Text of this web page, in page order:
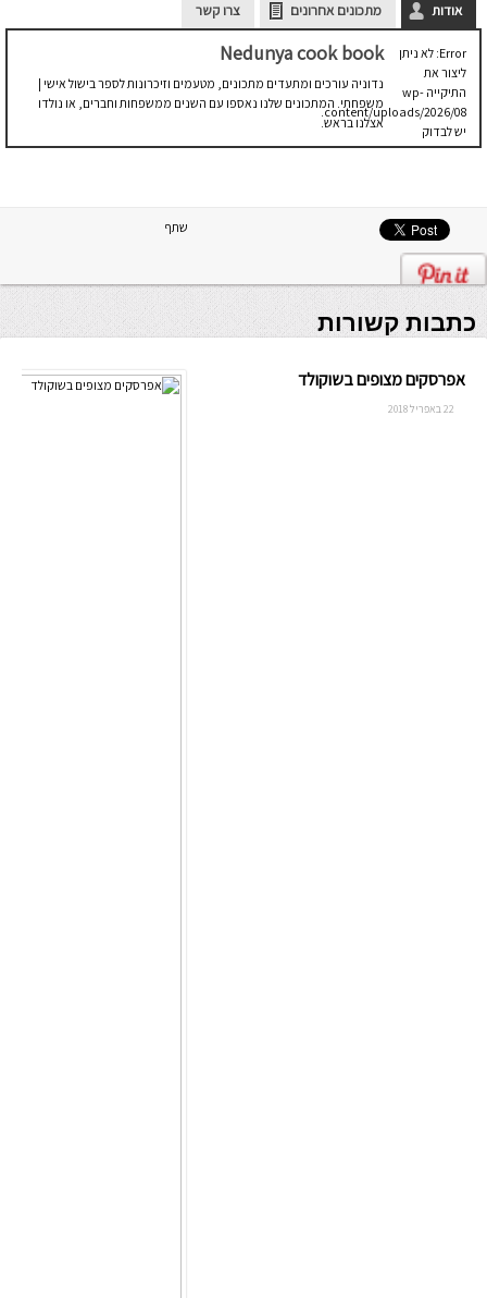
אודות מתכונים אחרונים צרו קשר
Error: לא ניתן
ליצור את
התיקייה wp-
content/uploads/2026/08.
יש לבדוק
שתיקיית האב
Nedunya cook book
נדוניה עורכים ומתעדים מתכונים, מטעמים וזיכרונות לספר בישול אישי |
משפחתי. המתכונים שלנו נאספו עם השנים ממשפחות וחברים, או נולדו
אצלנו בראש.
שתף
כתבות קשורות
אפרסקים מצופים בשוקולד
22 באפריל 2018